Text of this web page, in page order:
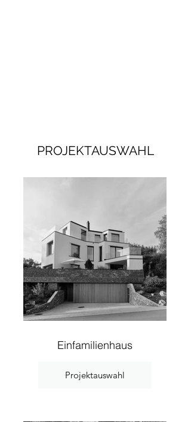
PROJEKTAUSWAHL
Einfamilienhaus
Projektauswahl